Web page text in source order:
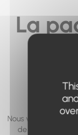
La
Nous vous invitons
de page, ou à